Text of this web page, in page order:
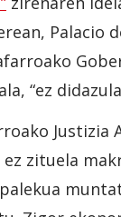
Palacio
“ez
Justizia
ez zituela